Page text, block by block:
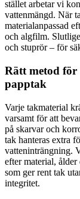
stället arbetar vi
vattenmängd. När
materialanpassad
och algfilm.
och stuprör – för
Rätt metod för
papptak
Varje takmaterial
varsamt för att
på skarvar och
tak hanteras extra
vatteninträngning.
efter material,
som ger rent tak
integritet.